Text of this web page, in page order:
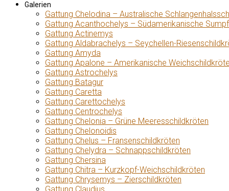
Galerien
Gattung Chelodina – Australische
Gattung Acanthochelys – Südamerikanische
Gattung Actinemys
Gattung Aldabrachelys – Seychellen-
Gattung Amyda
Gattung Apalone – Amerikanische
Gattung Astrochelys
Gattung Batagur
Gattung Caretta
Gattung Carettochelys
Gattung Centrochelys
Gattung Chelonia – Grüne Meeresschildkröten
Gattung Chelonoidis
Gattung Chelus – Fransenschildkröten
Gattung Chelydra – Schnappschildkröten
Gattung Chersina
Gattung Chitra – Kurzkopf-Weichschildkröten
Gattung Chrysemys – Zierschildkröten